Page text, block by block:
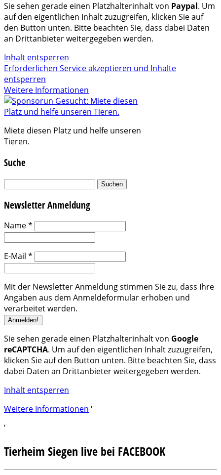
Sie sehen gerade einen Platzhalterinhalt von Paypal. Um
auf den eigentlichen Inhalt zuzugreifen, klicken Sie auf
den Button unten. Bitte beachten Sie, dass dabei Daten
an Drittanbieter weitergegeben werden.
Inhalt entsperren
Erforderlichen Service akzeptieren und Inhalte
entsperren
Weitere Informationen
Miete diesen Platz und helfe unseren
Tieren.
Suche
Suchen
Newsletter Anmeldung
Name*
E-Mail *
Mit der Newsletter Anmeldung stimmen Sie zu, dass Ihre
Angaben aus dem Anmeldeformular erhoben und
verarbeitet werden.
Sie sehen gerade einen Platzhalterinhalt von Google
reCAPTCHA. Um auf den eigentlichen Inhalt zuzugreifen,
klicken Sie auf den Button unten. Bitte beachten Sie, dass
dabei Daten an Drittanbieter weitergegeben werden.
Inhalt entsperren
Weitere Informationen ‘
‘
Tierheim Siegen live bei FACEBOOK